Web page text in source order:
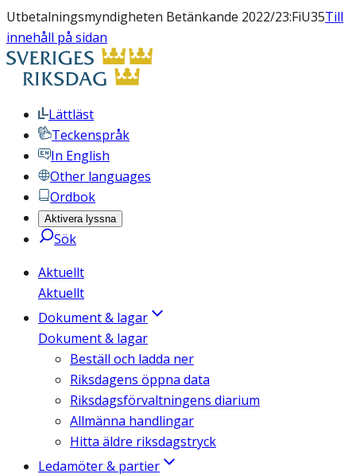
Utbetalningsmyndigheten Betänkande 2022/23:FiU35Till
innehåll på sidan
Lättläst
Teckenspråk
In English
Other languages
Ordbok
Aktivera lyssna
Sök
Aktuellt
Aktuellt
Dokument & lagar
Dokument & lagar
Beställ och ladda ner
Riksdagens öppna data
Riksdagsförvaltningens diarium
Allmänna handlingar
Hitta äldre riksdagstryck
Ledamöter & partier